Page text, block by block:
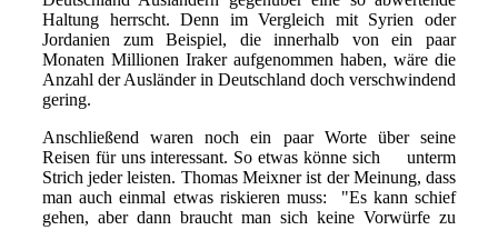
Haltung herrscht. Denn im Vergleich mit Syrien oder
Jordanien zum Beispiel, die innerhalb von ein paar
Monaten Millionen Iraker aufgenommen haben, wäre die
Anzahl der Ausländer in Deutschland doch verschwindend
gering.
Anschließend waren noch ein paar Worte über seine
Reisen für uns interessant. So etwas könne sich unterm
Strich jeder leisten. Thomas Meixner ist der Meinung, dass
man auch einmal etwas riskieren muss: "Es kann schief
gehen, aber dann braucht man sich keine Vorwürfe zu